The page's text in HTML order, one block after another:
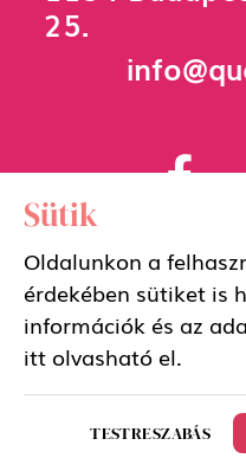
25.
Általános
Copyright 2026
Sütik
Oldalunkon a
érdekében sütiket is
információk és az
itt olvasható el.
TESTRESZABÁS